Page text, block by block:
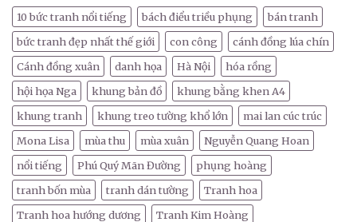
10 bức tranh nổi tiếng bách điểu triều phụng
bán tranh
bức tranh đẹp nhất thế giới
con công
cánh đồng lúa chín
Cánh đồng xuân
danh họa Hà Nội
hóa rồng
hội họa Nga
khung bản đồ
khung bằng khen A4
khung tranh
khung treo tường khổ lớn
mai lan cúc trúc
Mona Lisa
mùa thu mùa xuân
Nguyễn Quang Hoan
nổi tiếng
Phú Quý Mãn Đường
phụng hoàng
tranh bốn mùa
tranh dán tường
Tranh hoa
Tranh hoa hướng dương
Tranh Kim Hoàng